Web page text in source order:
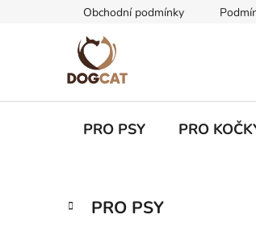
Obchodní podmínky
PRO PSY PRO
PPřeskočit
kategorie
K
a
PRO PSY